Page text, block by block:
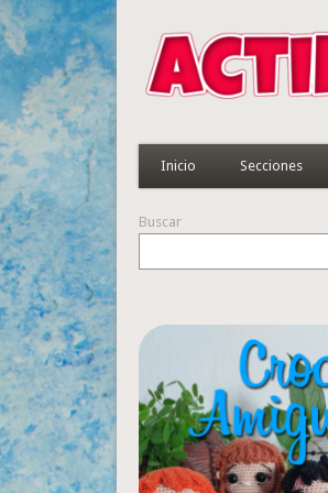
Inicio Secciones
Buscar